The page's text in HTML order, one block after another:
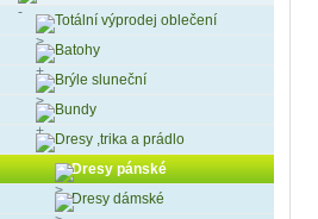
Totální výprodej oblečení
Batohy
Brýle sluneční
Bundy
Dresy ,trika a prádlo
Dresy pánské
Dresy dámské